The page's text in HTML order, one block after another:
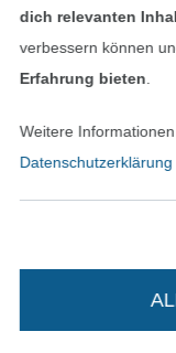
(5,60 € / 1 m²)
dich relevanten
verbessern können
Erfahrung bieten
Weitere
Datenschutzerklärung